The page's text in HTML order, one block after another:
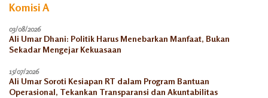
Komisi A
03/08/2026
Ali Umar Dhani: Politik Harus Menebarkan Manfaat, Bukan
Sekadar Mengejar Kekuasaan
15/07/2026
Ali Umar Soroti Kesiapan RT dalam Program Bantuan
Operasional, Tekankan Transparansi dan Akuntabilitas